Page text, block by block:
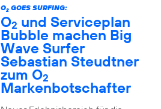
O2GOES SURFING:
O2 und Serviceplan
Bubble machen Big
Wave Surfer
Sebastian Steudtner
zum O2
Markenbotschafter